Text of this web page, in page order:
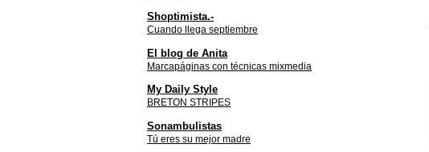
Shoptimista.-
Cuando llega septiembre
El blog de Anita
Marcapáginas con técnicas mixmedia
My Daily Style
BRETON STRIPES
Sonambulistas
Tú eres su mejor madre